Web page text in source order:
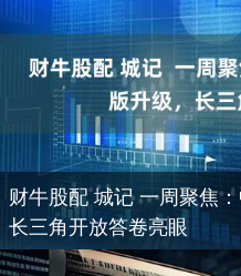
财牛股配 城记 一周聚焦
长三角开放答卷亮眼